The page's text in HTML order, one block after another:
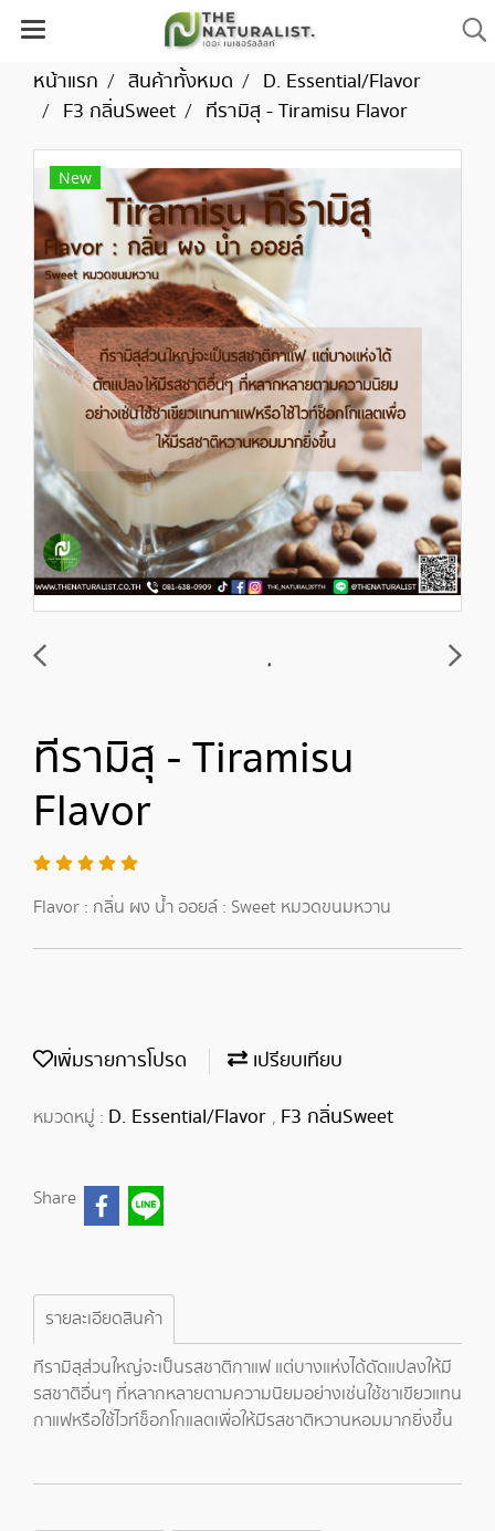
หน้าแรก สินค้าทั้งหมด
D. Essential/Flavor
F3 กลิ่นSweet
ทีรามิสุ - Tiramisu Flavor
New
ทีรามิสุ - Tiramisu
Flavor
Flavor : กลิ่น ผง น้ำ ออยล์ : Sweet หมวดขนมหวาน
เพิ่มรายการโปรด เปรียบเทียบ
หมวดหมู่ : D. Essential/Flavor , F3 กลิ่นSweet
Share
รายละเอียดสินค้า
ทีรามิสุส่วนใหญ่จะเป็นรสชาติกาแฟ แต่บางแห่งได้ดัดแปลงให้มี
รสชาติอื่นๆ ที่หลากหลายตามความนิยมอย่างเช่นใช้ชาเขียวแทน
กาแฟหรือใช้ไวท์ช็อกโกแลตเพื่อให้มีรสชาติหวานหอมมากยิ่งขึ้น